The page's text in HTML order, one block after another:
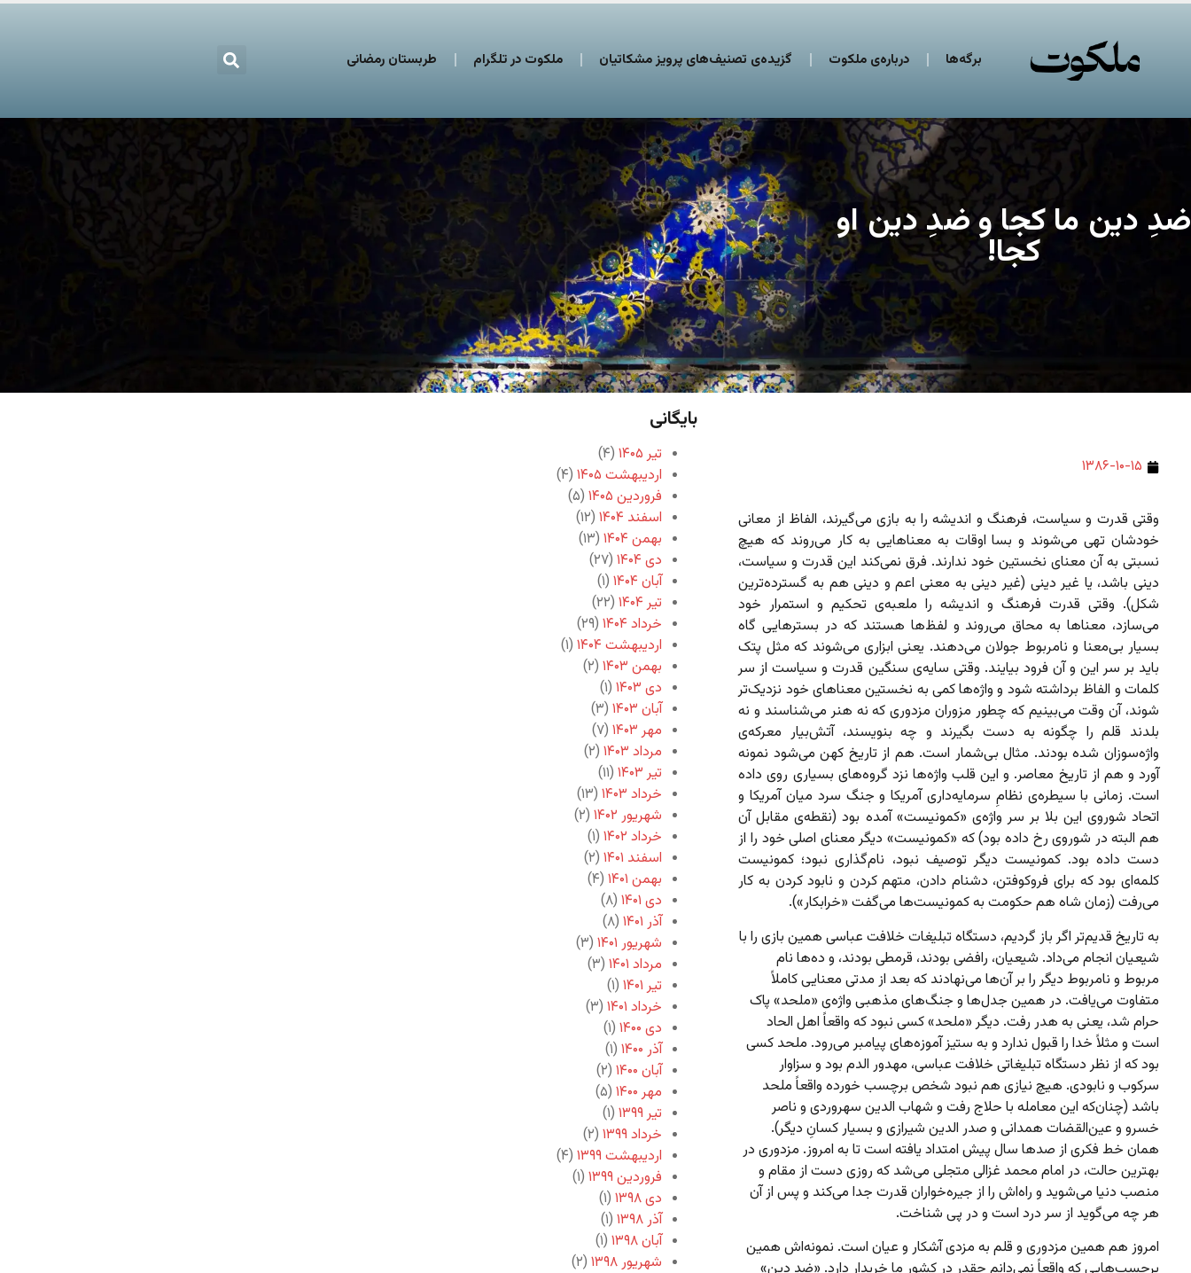
برگه‌ها درباره‌ی ملکوت گزیده‌ی تصنیف‌های پرویز مشکاتیان ملکوت در تلگرام طربستان رمضانی
ضدِ دین ما کجا و ضدِ دین او
کجا!
۱۳۸۶-۱۰-۱۵
وقتی قدرت و سیاست، فرهنگ و اندیشه را به بازی می‌گیرند، الفاظ از معانی
خودشان تهی می‌شوند و بسا اوقات به معناهایی به کار می‌روند که هیچ
نسبتی به آن معنای نخستین خود ندارند. فرق نمی‌کند این قدرت و سیاست،
دینی باشد، یا غیر دینی (غیر دینی به معنی اعم و دینی هم به گسترده‌ترین
شکل). وقتی قدرت فرهنگ و اندیشه را ملعبه‌ی تحکیم و استمرار خود
می‌سازد، معناها به محاق می‌روند و لفظ‌ها هستند که در بسترهایی گاه
بسیار بی‌معنا و نامربوط جولان می‌دهند. یعنی ابزاری می‌شوند که مثل پتک
باید بر سر این و آن فرود بیایند. وقتی سایه‌ی سنگین قدرت و سیاست از سر
کلمات و الفاظ برداشته شود و واژه‌ها کمی به نخستین معناهای خود نزدیک‌تر
شوند، آن وقت می‌بینیم که چطور مزوران مزدوری که نه هنر می‌شناسند و نه
بلدند قلم را چگونه به دست بگیرند و چه بنویسند، آتش‌بیار معرکه‌ی
واژه‌سوزان شده بودند. مثال بی‌شمار است. هم از تاریخ کهن می‌شود نمونه
آورد و هم از تاریخ معاصر. و این قلب واژه‌ها نزد گروه‌های بسیاری روی داده
است. زمانی با سیطره‌ی نظامِ سرمایه‌داری آمریکا و جنگ سرد میان آمریکا و
اتحاد شوروی این بلا بر سر واژه‌ی «کمونیست» آمده بود (نقطه‌ی مقابل آن
هم البته در شوروی رخ داده بود) که «کمونیست» دیگر معنای اصلی خود را از
دست داده بود. کمونیست دیگر توصیف نبود، نام‌گذاری نبود؛ کمونیست
کلمه‌ای بود که برای فروکوفتن، دشنام دادن، متهم کردن و نابود کردن به کار
می‌رفت (زمان شاه هم حکومت به کمونیست‌ها می‌گفت «خرابکار»).
به تاریخ قدیم‌تر اگر باز گردیم، دستگاه تبلیغات خلافت عباسی همین بازی را با
شیعیان انجام می‌داد. شیعیان، رافضی بودند، قرمطی بودند، و ده‌ها نام
مربوط و نامربوط دیگر را بر آن‌ها می‌نهادند که بعد از مدتی معنایی کاملاً
متفاوت می‌یافت. در همین جدل‌ها و جنگ‌های مذهبی واژه‌ی «ملحد» پاک
حرام شد، یعنی به هدر رفت. دیگر «ملحد» کسی نبود که واقعاً اهل الحاد
است و مثلاً خدا را قبول ندارد و به ستیز آموزه‌های پیامبر می‌رود. ملحد کسی
بود که از نظر دستگاه تبلیغاتی خلافت عباسی، مهدور الدم بود و سزاوار
سرکوب و نابودی. هیچ نیازی هم نبود شخص برچسب خورده واقعاً ملحد
باشد (چنان‌که این معامله با حلاج رفت و شهاب الدین سهروردی و ناصر
خسرو و عین‌القضات همدانی و صدر الدین شیرازی و بسیار کسانِ دیگر).
همان خط فکری از صدها سال پیش امتداد یافته است تا به امروز. مزدوری در
بهترین حالت، در امام محمد غزالی متجلی می‌شد که روزی دست از مقام و
منصب دنیا می‌شوید و راه‌اش را از جیره‌خواران قدرت جدا می‌کند و پس از آن
هر چه می‌گوید از سر درد است و در پی شناخت.
امروز هم همین مزدوری و قلم به مزدی آشکار و عیان است. نمونه‌اش همین
بایگانی
تیر ۱۴۰۵
(۴)
اردیبهشت ۱۴۰۵
(۴)
فروردین ۱۴۰۵
(۵)
اسفند ۱۴۰۴
(۱۲)
بهمن ۱۴۰۴
(۱۳)
دی ۱۴۰۴
(۲۷)
آبان ۱۴۰۴
(۱)
تیر ۱۴۰۴
(۲۲)
خرداد ۱۴۰۴
(۲۹)
اردیبهشت ۱۴۰۴
(۱)
بهمن ۱۴۰۳
(۲)
دی ۱۴۰۳
(۱)
آبان ۱۴۰۳
(۳)
مهر ۱۴۰۳
(۷)
مرداد ۱۴۰۳
(۲)
تیر ۱۴۰۳
(۱۱)
خرداد ۱۴۰۳
(۱۳)
شهریور ۱۴۰۲
(۲)
خرداد ۱۴۰۲
(۱)
اسفند ۱۴۰۱
(۲)
بهمن ۱۴۰۱
(۴)
دی ۱۴۰۱
(۸)
آذر ۱۴۰۱
(۸)
شهریور ۱۴۰۱
(۳)
مرداد ۱۴۰۱
(۳)
تیر ۱۴۰۱
(۱)
خرداد ۱۴۰۱
(۳)
دی ۱۴۰۰
(۱)
آذر ۱۴۰۰
(۱)
آبان ۱۴۰۰
(۲)
مهر ۱۴۰۰
(۵)
تیر ۱۳۹۹
(۱)
خرداد ۱۳۹۹
(۲)
اردیبهشت ۱۳۹۹
(۴)
فروردین ۱۳۹۹
(۱)
دی ۱۳۹۸
(۱)
آذر ۱۳۹۸
(۱)
آبان ۱۳۹۸
(۱)
شهریور ۱۳۹۸
(۲)